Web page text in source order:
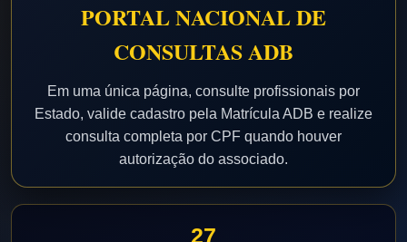
PORTAL NACIONAL DE
CONSULTAS ADB
Em uma única página, consulte profissionais por
Estado, valide cadastro pela Matrícula ADB e realize
consulta completa por CPF quando houver
autorização do associado.
27